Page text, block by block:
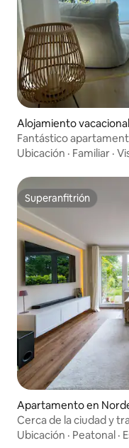
Alojamiento
Fantástico
Ubicación · Familiar ·
Superanfitrión
Superanfitrión
Apartamento en
Cerca de la ciudad y
con jardín
Ubicación · Peatonal ·